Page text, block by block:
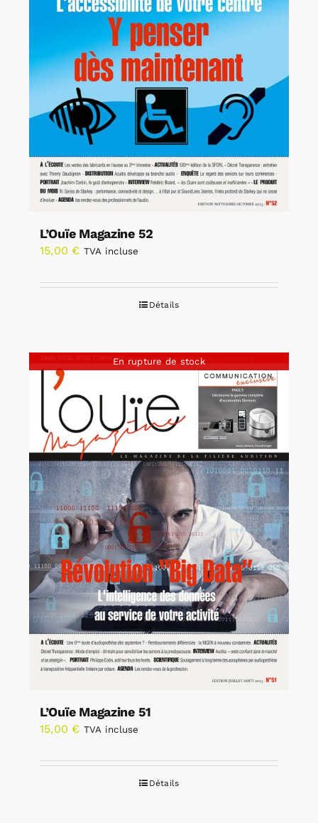
L’Ouïe Magazine 52
15,00 € TVA incluse
Détails
En rupture de stock
L’Ouïe Magazine 51
15,00 € TVA incluse
Détails